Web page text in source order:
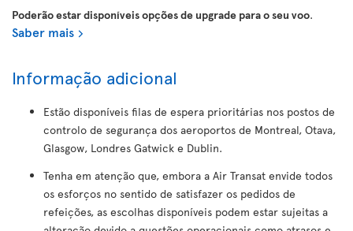
Poderão estar disponíveis opções de upgrade para o seu voo.
Saber mais
Informação adicional
Estão disponíveis filas de espera prioritárias nos postos de
controlo de segurança dos aeroportos de Montreal, Otava,
Glasgow, Londres Gatwick e Dublin.
Tenha em atenção que, embora a Air Transat envide todos
os esforços no sentido de satisfazer os pedidos de
refeições, as escolhas disponíveis podem estar sujeitas a